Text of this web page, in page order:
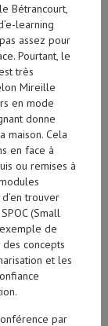
Bétrancourt,
learning
assez pour
Pourtant, le
très
Mireille
en mode
donne
maison. Cela
en face à
ou remises à
trouver
(Small
de
concepts
et les
par